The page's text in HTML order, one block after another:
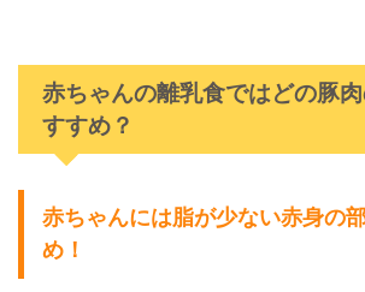
赤ちゃんの離乳食ではどの豚
すすめ？
赤ちゃんには脂が少ない赤身の
め！